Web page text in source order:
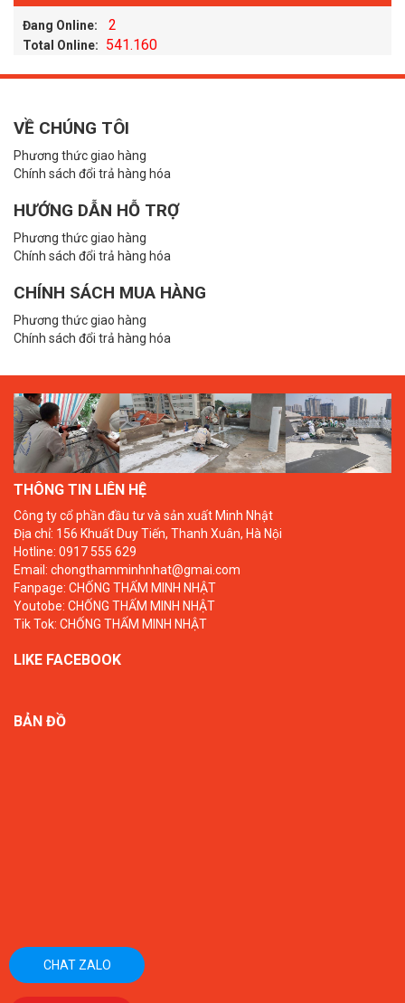
Đang Online: 2
Total Online: 541.160
VỀ CHÚNG TÔI
Phương thức giao hàng
Chính sách đổi trả hàng hóa
HƯỚNG DẪN HỖ TRỢ
Phương thức giao hàng
Chính sách đổi trả hàng hóa
CHÍNH SÁCH MUA HÀNG
Phương thức giao hàng
Chính sách đổi trả hàng hóa
THÔNG TIN LIÊN HỆ
Công ty cổ phần đầu tư và sản xuất Minh Nhật
Địa chỉ: 156 Khuất Duy Tiến, Thanh Xuân, Hà Nội
Hotline: 0917 555 629
Email: chongthamminhnhat@gmai.com
Fanpage: CHỐNG THẤM MINH NHẬT
Youtobe: CHỐNG THẤM MINH NHẬT
Tik Tok: CHỐNG THẤM MINH NHẬT
LIKE FACEBOOK
BẢN ĐỒ
CHAT ZALO